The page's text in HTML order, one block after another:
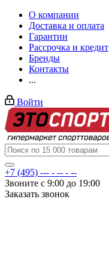
О компании
Доставка и оплата
Гарантии
Рассрочка и кредит
Бренды
Контакты
...
Войти
+7 (495) --- - -- - --
Звоните с 9:00 до 19:00
Заказать звонок